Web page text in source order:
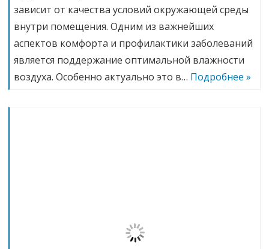
зависит от качества условий окружающей среды
внутри помещения. Одним из важнейших
аспектов комфорта и профилактики заболеваний
является поддержание оптимальной влажности
воздуха. Особенно актуально это в… Подробнее »